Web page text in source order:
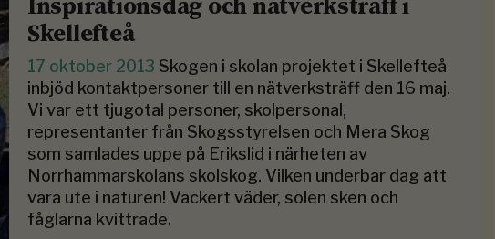
Skellefteå
17 oktober 2013 Skogen i skolan projektet i Skellefteå
inbjöd kontaktpersoner till en nätverksträff den 16 maj.
Vi var ett tjugotal personer, skolpersonal,
representanter från Skogsstyrelsen och Mera Skog
som samlades uppe på Erikslid i närheten av
Norrhammarskolans skolskog. Vilken underbar dag att
vara ute i naturen! Vackert väder, solen sken och
fåglarna kvittrade.